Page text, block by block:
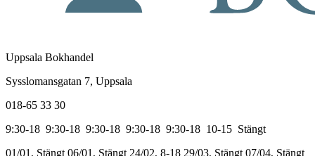
Uppsala Bokhandel
Sysslomansgatan 7, Uppsala
018-65 33 30
9:30-18 9:30-18 9:30-18 9:30-18 9:30-18 10-15 Stängt
01/01, Stängt 06/01, Stängt 24/02, 8-18 29/03, Stängt 07/04, Stängt